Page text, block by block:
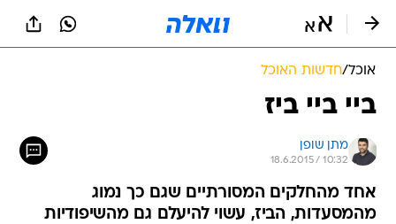
אוכל/חדשות האוכל
ביי ביי ביז
מתן שופן
18.6.2015 / 10:32
אחד מהחלקים המסורתיים שגם כך נמוג
מהמסעדות, הביז, עשוי להיעלם גם מהשיפודיות